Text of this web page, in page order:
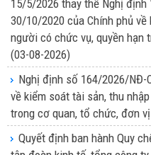
15/5/2026 thay thế Nghị
30/10/2020 của Chính phủ
người có chức vụ, quyền hạn
(03-08-2026)
Nghị định số 164/2026/NĐ-
về kiểm soát tài sản, thu
trong cơ quan, tổ chức, đơn vị
Quyết định ban hành Quy